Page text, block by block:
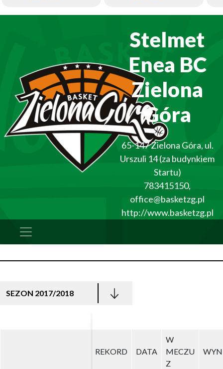
Stelmet
Enea BC
Zielona
Góra
65-147Zielona Góra, ul.
Urszuli 14 (za budynkiem
Startu)
783415150,
office@basketzg.pl
http://www.basketzg.pl
SEZON 2017/2018
REKORD DATA
W
MECZU
Z
REKORD DATA
W
MECZU
Z